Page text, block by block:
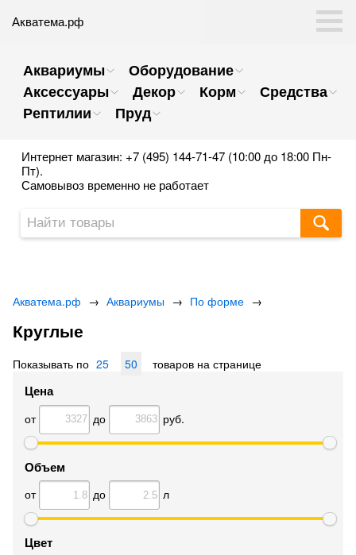
Акватема.рф
Аквариумы
Оборудование
Аксессуары
Декор Корм
Средства
Рептилии
Пруд
Интернет магазин: +7 (495) 144-71-47 (10:00 до 18:00 Пн-
Пт).
Самовывоз временно не работает
Акватема.рф → Аквариумы → По форме →
Круглые
Показывать по 25 50 товаров на странице
Цена
от до руб.
Объем
от до л
Цвет